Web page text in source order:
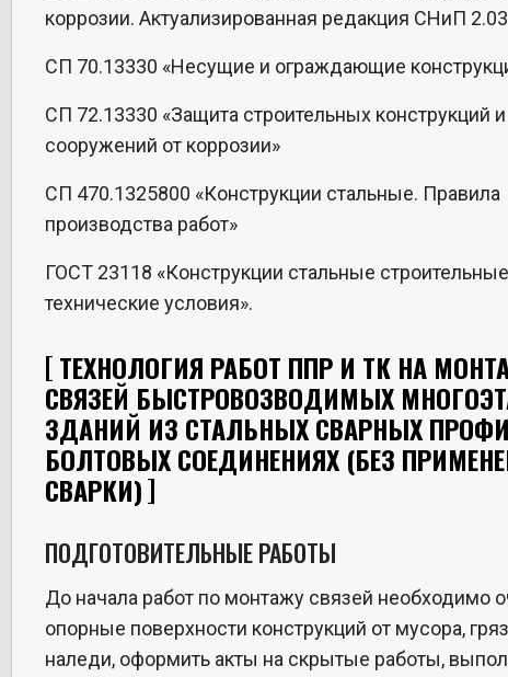
коррозии. Актуализированная редакция СНиП
СП 70.13330 «Несущие и ограждающие
СП 72.13330 «Защита строительных конструкций и
сооружений от коррозии»
СП 470.1325800 «Конструкции стальные. Правила
производства работ»
ГОСТ 23118 «Конструкции стальные
технические условия».
ТЕХНОЛОГИЯ РАБОТ ППР И ТК НА
СВЯЗЕЙ БЫСТРОВОЗВОДИМЫХ
ЗДАНИЙ ИЗ СТАЛЬНЫХ СВАРНЫХ
БОЛТОВЫХ СОЕДИНЕНИЯХ (БЕЗ
СВАРКИ)
ПОДГОТОВИТЕЛЬНЫЕ РАБОТЫ
До начала работ по монтажу связей необходимо
опорные поверхности конструкций от мусора,
наледи, оформить акты на скрытые работы,